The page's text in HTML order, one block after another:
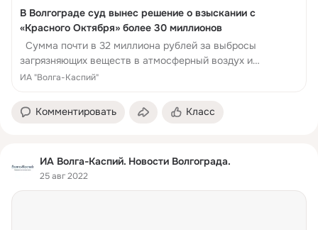
В Волгограде суд вынес решение о взыскании с
«Красного Октября» более 30 миллионов
Сумма почти в 32 миллиона рублей за выбросы
загрязняющих веществ в атмосферный воздух и
размещение отходов должна быть принудительно
ИА "Волга-Каспий"
Комментировать Класс
ИА Волга-Каспий. Новости Волгограда.
25 авг 2022